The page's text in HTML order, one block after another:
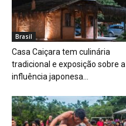
Brasil
Casa Caiçara tem culinária
tradicional e exposição sobre a
influência japonesa...